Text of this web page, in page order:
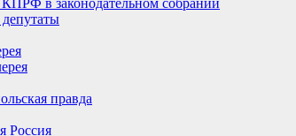
в законодательном собрании
правда
Россия